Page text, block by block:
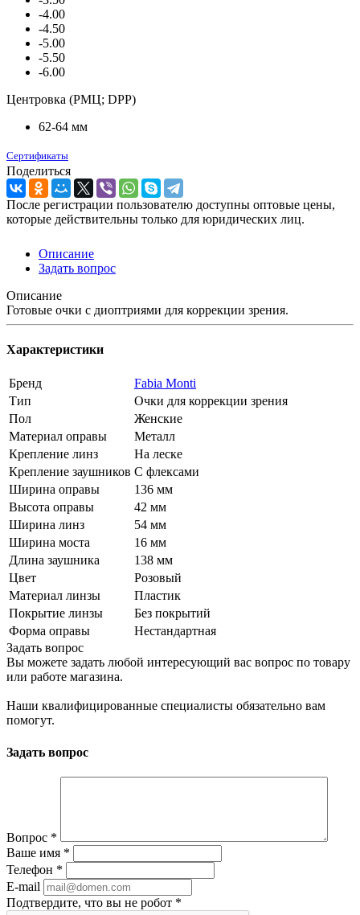
-4.00
-4.50
-5.00
-5.50
-6.00
Центровка (РМЦ; DPP)
62-64 мм
Сертификаты
Поделиться
После регистрации пользователю доступны оптовые цены,
которые действительны только для юридических лиц.
Описание
Задать вопрос
Описание
Готовые очки с диоптриями для коррекции зрения.
Характеристики
Бренд
Fabia Monti
Тип
Очки для коррекции зрения
Пол
Женские
Материал оправы
Металл
Крепление линз
На леске
Крепление заушников С флексами
Ширина оправы
136 мм
Высота оправы
42 мм
Ширина линз
54 мм
Ширина моста
16 мм
Длина заушника
138 мм
Цвет
Розовый
Материал линзы
Пластик
Покрытие линзы
Без покрытий
Форма оправы
Нестандартная
Задать вопрос
Вы можете задать любой интересующий вас вопрос по товару
или работе магазина.
Наши квалифицированные специалисты обязательно вам
помогут.
Задать вопрос
Вопрос *
Ваше имя *
Телефон *
E-mail
Подтвердите, что вы не робот *